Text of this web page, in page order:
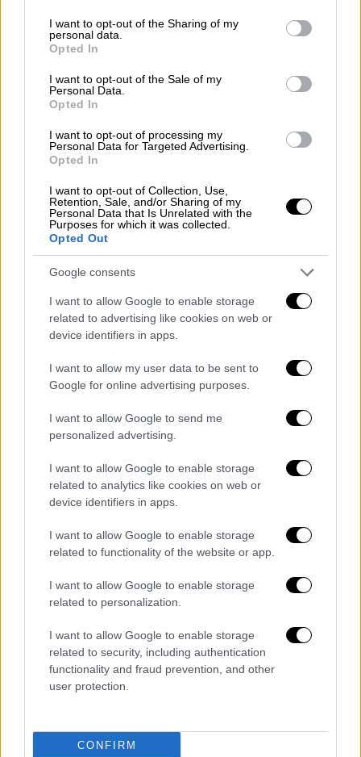
not limited to your visit or usage behaviour. You may click to
grant or deny consent to Google and its third-party tags to
use your data for below specified purposes in below Google
consent section.
I want to opt-out of the Sharing of my
personal data.
Opted In
I want to opt-out of the Sale of my
Personal Data.
Opted In
I want to opt-out of processing my
Personal Data for Targeted Advertising.
Opted In
I want to opt-out of Collection, Use,
Retention, Sale, and/or Sharing of my
Personal Data that Is Unrelated with the
Purposes for which it was collected.
Opted Out
Google consents
I want to allow Google to enable storage
related to advertising like cookies on web or
device identifiers in apps.
I want to allow my user data to be sent to
Google for online advertising purposes.
I want to allow Google to send me
personalized advertising.
I want to allow Google to enable storage
related to analytics like cookies on web or
device identifiers in apps.
I want to allow Google to enable storage
related to functionality of the website or app.
I want to allow Google to enable storage
related to personalization.
I want to allow Google to enable storage
related to security, including authentication
functionality and fraud prevention, and other
user protection.
CONFIRM
έγινε και η προαναφερόμενη δηλητηρίαση -
μετέπειτα θανάτωση του Echo.
Η σημερινή λήψη του τοξικολογικού
πορίσματος κλείνει έναν κύκλο
αβεβαιότητας και επιβεβαιώνει τις αρχικές
μας εκτιμήσεις.
Η πλήρης ταύτιση των εξετάσεων δεν
αφήνει κανένα περιθώριο αμφισβήτησης, και
είμαστε βέβαιοι ότι οι αρχές θα πράξουν το
καθήκον τους για τη δηλητηρίαση και τη
θανάτωση του Echo, που πραγματοποιήθηκε
μέσα στον ευρύτερο ελεγχόμενο χώρο στον
οποίο πρόσβαση έχουν συγκεκριμένα άτομα.